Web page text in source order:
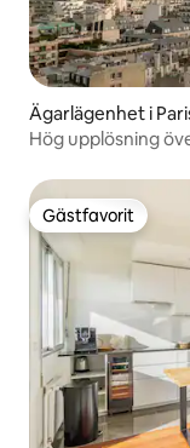
Ägarlägenhet i
Hög upplösning
Gästfavorit
Gästfavorit